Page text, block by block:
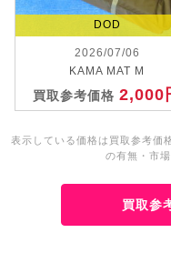
DOD
2026/07/06
KAMA MAT M
買取参考価格 2,000
表示している価格は買取参考価
の有無・市
買取参